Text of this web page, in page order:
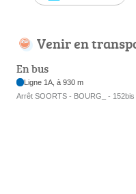
Venir en
En bus
Ligne 1A, à 930 m
Arrêt SOORTS - BOURG_ -